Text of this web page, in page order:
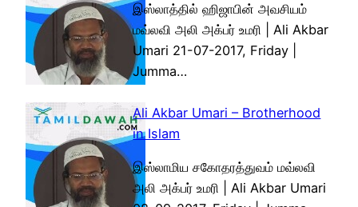
இஸ்லாத்தில் ஹிஜாபின் அவசியம்
மவ்லவி அலி அக்பர் உமரி | Ali Akbar
Umari 21-07-2017, Friday |
Jumma…
Ali Akbar Umari – Brotherhood
in Islam
இஸ்லாமிய சகோதரத்துவம் மவ்லவி
அலி அக்பர் உமரி | Ali Akbar Umari